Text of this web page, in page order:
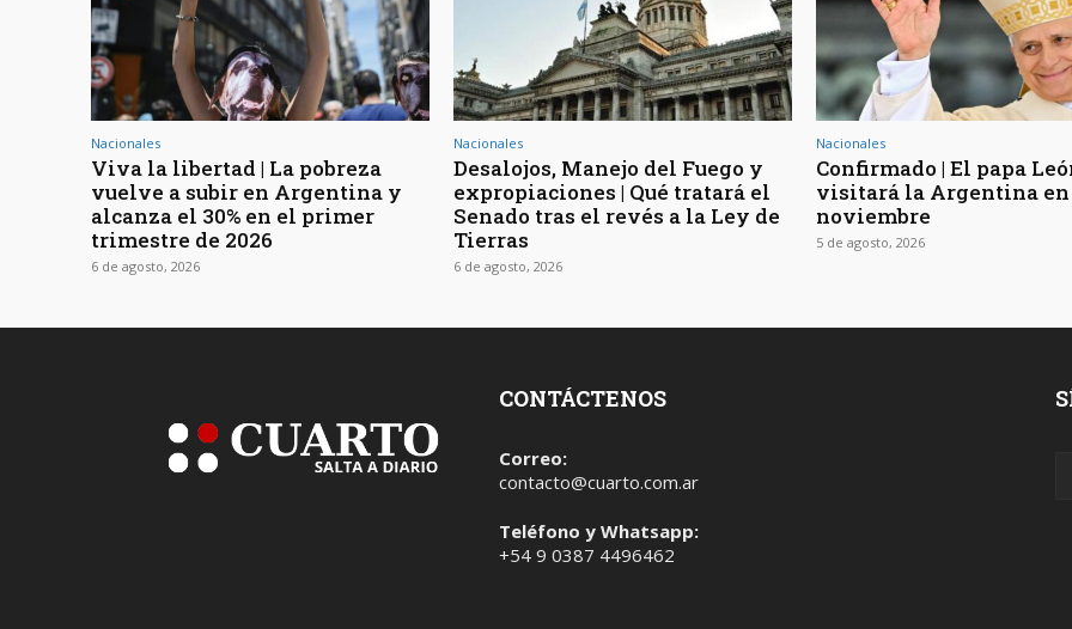
Nacionales
Viva la libertad | La pobreza
vuelve a subir en Argentina y
alcanza el 30% en el primer
trimestre de 2026
6 de agosto, 2026
Nacionales
Desalojos, Manejo del Fuego y
expropiaciones | Qué tratará el
Senado tras el revés a la Ley de
Tierras
6 de agosto, 2026
Nacionales
Confirmado | El papa
visitará la Argentina en
noviembre
5 de agosto, 2026
CONTÁCTENOS
Correo:
contacto@cuarto.com.ar
Teléfono y Whatsapp:
+54 9 0387 4496462